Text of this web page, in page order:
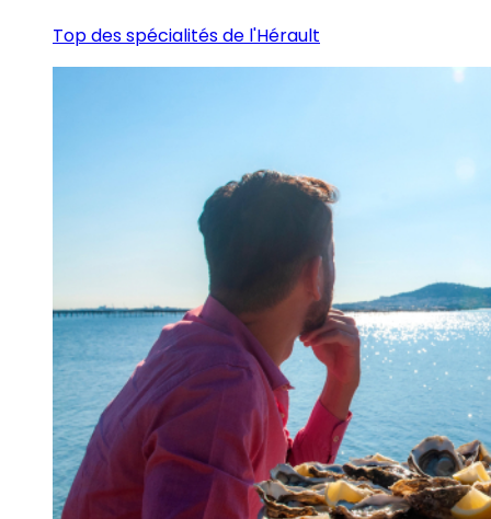
Top des spécialités de l'Hérault